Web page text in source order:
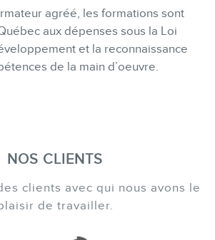
agréé, les formations sont
aux dépenses sous la Loi
et la reconnaissance
de la main d’oeuvre.
NOS CLIENTS
clients avec qui nous avons le
de travailler.